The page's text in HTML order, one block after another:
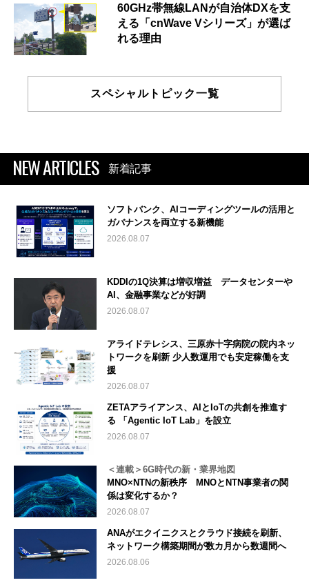
60GHz帯無線LANが自治体DXを支
える「cnWave Vシリーズ」が選ば
れる理由
スペシャルトピック一覧
NEW ARTICLES 新着記事
ソフトバンク、AIコーディングツールの活用と
ガバナンスを両立する新機能
2026.08.07
KDDIの1Q決算は増収増益 データセンターや
AI、金融事業などが好調
2026.08.07
アライドテレシス、三原赤十字病院の院内ネッ
トワークを刷新 少人数運用でも安定稼働を支
援
2026.08.07
ZETAアライアンス、AIとIoTの共創を推進す
る 「Agentic IoT Lab」を設立
2026.08.07
＜連載＞6G時代の新・業界地図
MNO×NTNの新秩序 MNOとNTN事業者の関
係は変化するか？
2026.08.07
ANAがエクイニクスとクラウド接続を刷新、
ネットワーク構築期間が数カ月から数週間へ
2026.08.06